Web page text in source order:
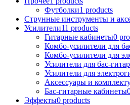
Футболки1 products
Струнные инструменты и
Усилители11 products
Гитарные кабинеты0
Комбо-усилители для
Комбо-усилители для
Усилители для бас-гитар
Усилители для
Аксессуары и
Бас-гитарные кабинеты
Эффекты0 products